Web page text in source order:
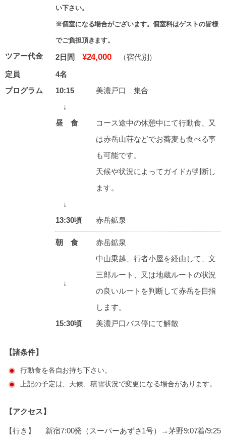
い下さい。
※個室になる場合がございます。個室料はゲストの皆様
でご負担頂きます。
ツアー代金 2日間 ¥24,000
（宿代別）
定員
4名
プログラム
10:15
美濃戸口 集合
↓
昼 食
コース途中の休憩中にて行動食、又
は赤岳山荘などでお蕎麦も食べる事
も可能です。
天候や状況によってガイドが判断し
ます。
↓
13:30頃
赤岳鉱泉
朝 食 赤岳鉱泉
↓
中山乗越、行者小屋を経由して、文
三郎ルート、又は地蔵ルートの状況
の良いルートを判断して赤岳を目指
します。
15:30頃
美濃戸口バス停にて解散
【諸条件】
行動食を各自お持ち下さい。
上記の予定は、天候、積雪状況で変更になる場合があります。
【アクセス】
【行き】
新宿7:00発（スーパーあずさ1号）→茅野9:07着/9:25